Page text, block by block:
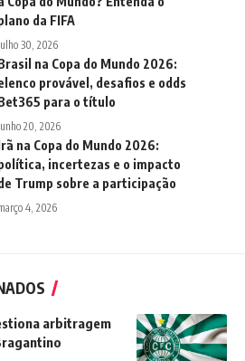
da FIFA
30, 2026
na Copa do Mundo 2026:
provável, desafios e odds
para o título
20, 2026
na Copa do Mundo 2026:
incertezas e o impacto
Trump sobre a participação
4, 2026
arbitragem